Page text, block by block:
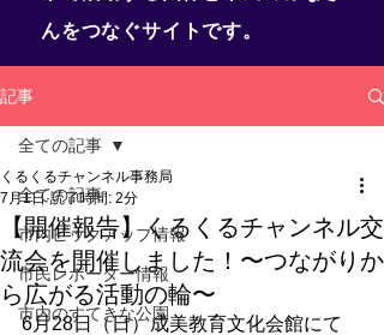
んをつなぐサイトです。
記事
全ての記事
市内ピックアップ情報
市民レポーター情報
市内のすてきな公園
全ての記事
【開催報告】くるくるチャンネル交
流会を開催しました！〜つながりか
ら広がる活動の輪〜
くるくるチャンネル事務局
7月1日 読了時間: 2分
6月28日（日）成美教育文化会館にて